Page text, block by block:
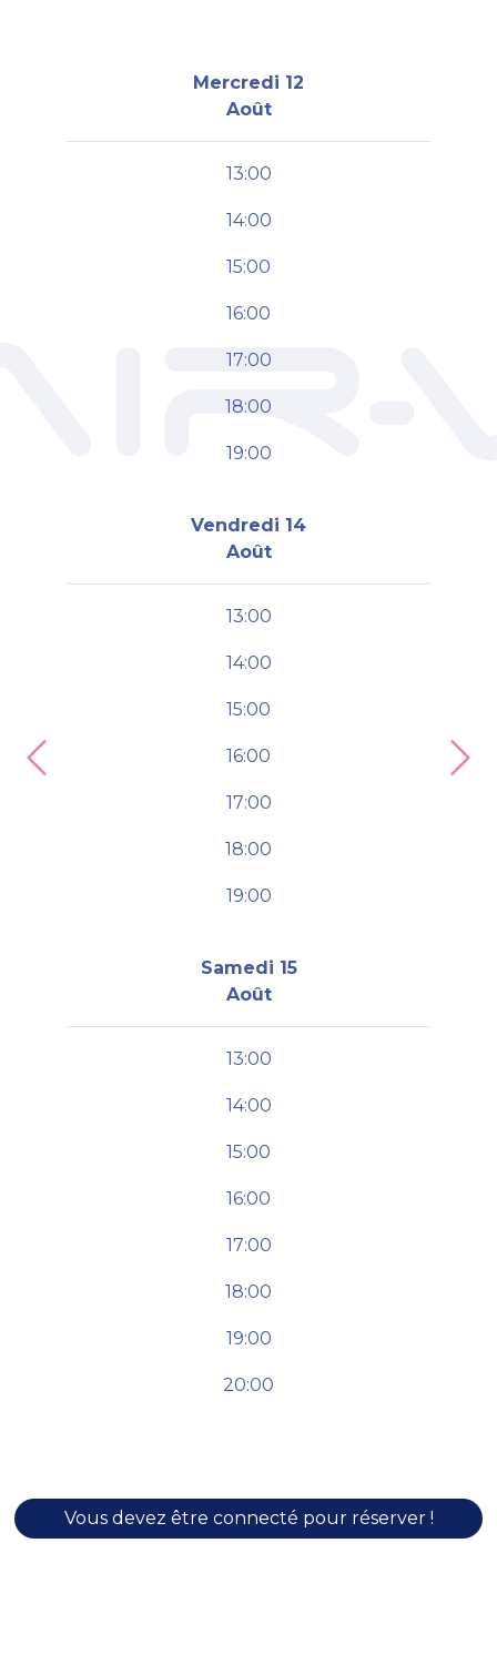
Mercredi 12
Août
13:00
14:00
15:00
16:00
17:00
18:00
19:00
Vendredi 14
Août
13:00
14:00
15:00
16:00
17:00
18:00
19:00
Samedi 15
Août
13:00
14:00
15:00
16:00
17:00
18:00
19:00
20:00
Previous
Vous devez être connecté pour réserver !